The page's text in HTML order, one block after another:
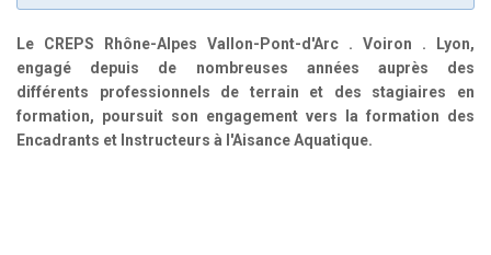
Le CREPS Rhône-Alpes Vallon-Pont-d'Arc . Voiron . Lyon,
engagé depuis de nombreuses années auprès des
différents
professionnels de terrain et des stagiaires en
formation, poursuit son engagement vers la formation des
Encadrants et Instructeurs à l'Aisance Aquatique.